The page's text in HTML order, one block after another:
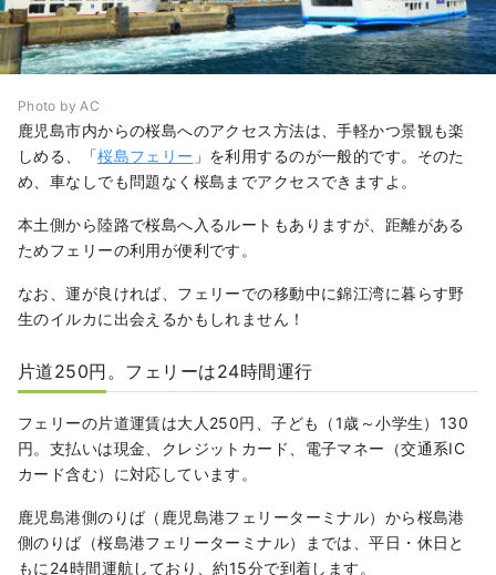
Photo by AC
鹿児島市内からの桜島へのアクセス方法は、手軽かつ景観も楽
しめる、「桜島フェリー 」を利用するのが一般的です。そのた
め、車なしでも問題なく桜島までアクセスできますよ。
本土側から陸路で桜島へ入るルートもありますが、距離がある
ためフェリーの利用が便利です。
なお、運が良ければ、フェリーでの移動中に錦江湾に暮らす野
生のイルカに出会えるかもしれません！
片道250円。フェリーは24時間運行
フェリーの片道運賃は大人250円、子ども（1歳～小学生）130
円。支払いは現金、クレジットカード、電子マネー（交通系IC
カード含む）に対応しています。
鹿児島港側のりば（鹿児島港フェリーターミナル）から桜島港
側のりば（桜島港フェリーターミナル）までは、平日・休日と
もに24時間運航しており、約15分で到着します。